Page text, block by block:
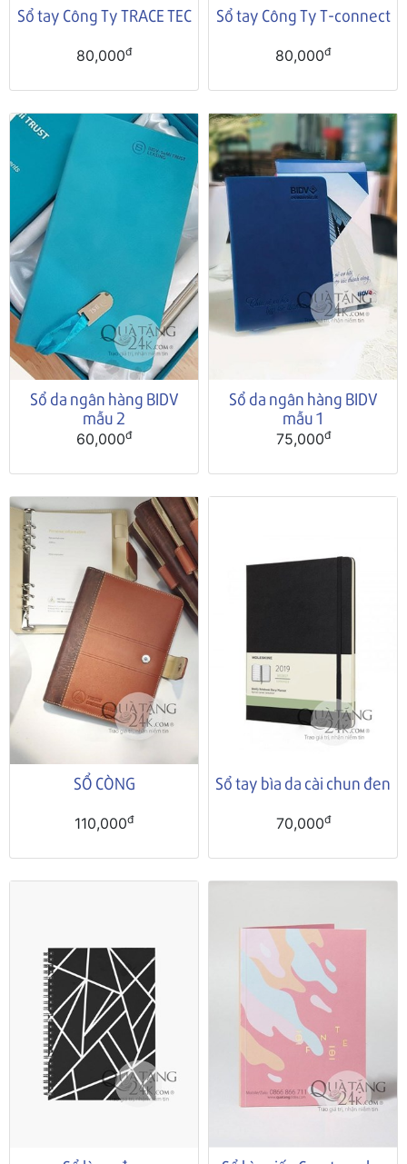
Sổ tay Công Ty TRACE TEC
80,000đ
Sổ tay Công Ty T-connect
80,000đ
Sổ da ngân hàng BIDV
mẫu 2
60,000đ
Sổ da ngân hàng BIDV
mẫu 1
75,000đ
SỔ CÒNG
110,000đ
Sổ tay bìa da cài chun đen
70,000đ